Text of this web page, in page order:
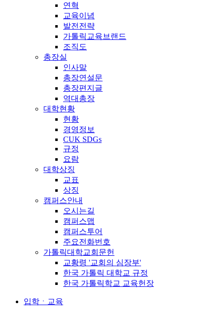
연혁
교육이념
발전전략
가톨릭교육브랜드
조직도
총장실
인사말
총장연설문
총장편지글
역대총장
대학현황
현황
경영정보
CUK SDGs
규정
요람
대학상징
교표
상징
캠퍼스안내
오시는길
캠퍼스맵
캠퍼스투어
주요전화번호
가톨릭대학교회문헌
교황령 '교회의 심장부'
한국 가톨릭 대학교 규정
한국 가톨릭학교 교육헌장
입학ㆍ교육